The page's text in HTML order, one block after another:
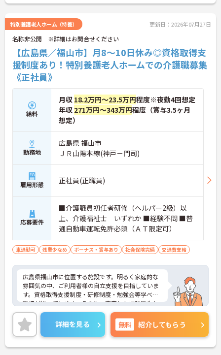
特別養護老人ホーム（特養） 更新日：2026年07月27日
名称非公開 ※詳細はお問合せください
【広島県／福山市】月8～10日休み◎資格取得支
援制度あり！特別養護老人ホームでの介護職募集
《正社員》
給料
月収 18.2万円～23.5万円程度※夜勤4回想定
年収 271万円～343万円程度（賞与3.5ヶ月
想定）
勤務地
広島県 福山市
ＪＲ山陽本線(神戸－門司)
雇用形態 正社員(正職員)
応募要件
■介護職員初任者研修（ヘルパー2級）以
上、介護福祉士 いずれか ■経験不問 ■普
通自動車運転免許必須（ＡＴ限定可）
車通勤可 残業少なめ ボーナス・賞与あり 社会保険完備 交通費支給
広島県福山市に位置する施設です。明るく家庭的な
雰囲気の中、ご利用者様の自立支援を目指していま
す。資格取得支援制度・研修制度・勉強会等学べる
環境が揃っています。その他、充実した福利厚生も
魅力です。
ご興味のある方には、面接対策ポイントなど、さら
に詳細をお話しいたしますのでお気軽にご相談くだ
さい！
詳細を見る 無料 紹介してもらう